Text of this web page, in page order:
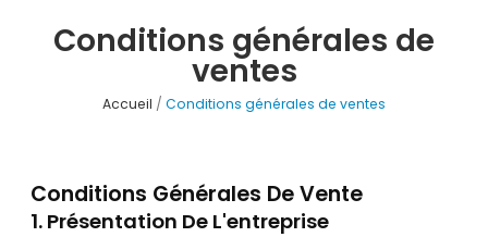
Conditions générales de
ventes
Accueil Conditions générales de ventes
Conditions Générales De Vente
1. Présentation De L'entreprise